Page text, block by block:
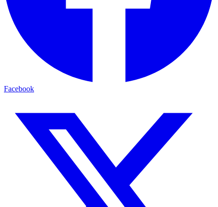
Facebook